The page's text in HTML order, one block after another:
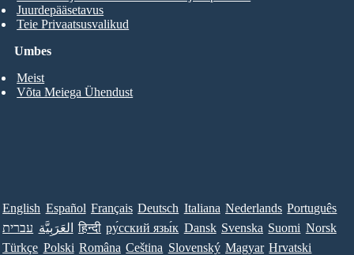
Umbes
Meist
Võta Meiega Ühendust
Juurdepääsetavus
Teie Privaatsusvalikud
English Español Français Deutsch Italiana Nederlands Português
עברית العَرَبِيَّة हिन्दी ру́сский язы́к Dansk Svenska Suomi Norsk
Türkçe Polski Româna Ceština Slovenský Magyar Hrvatski